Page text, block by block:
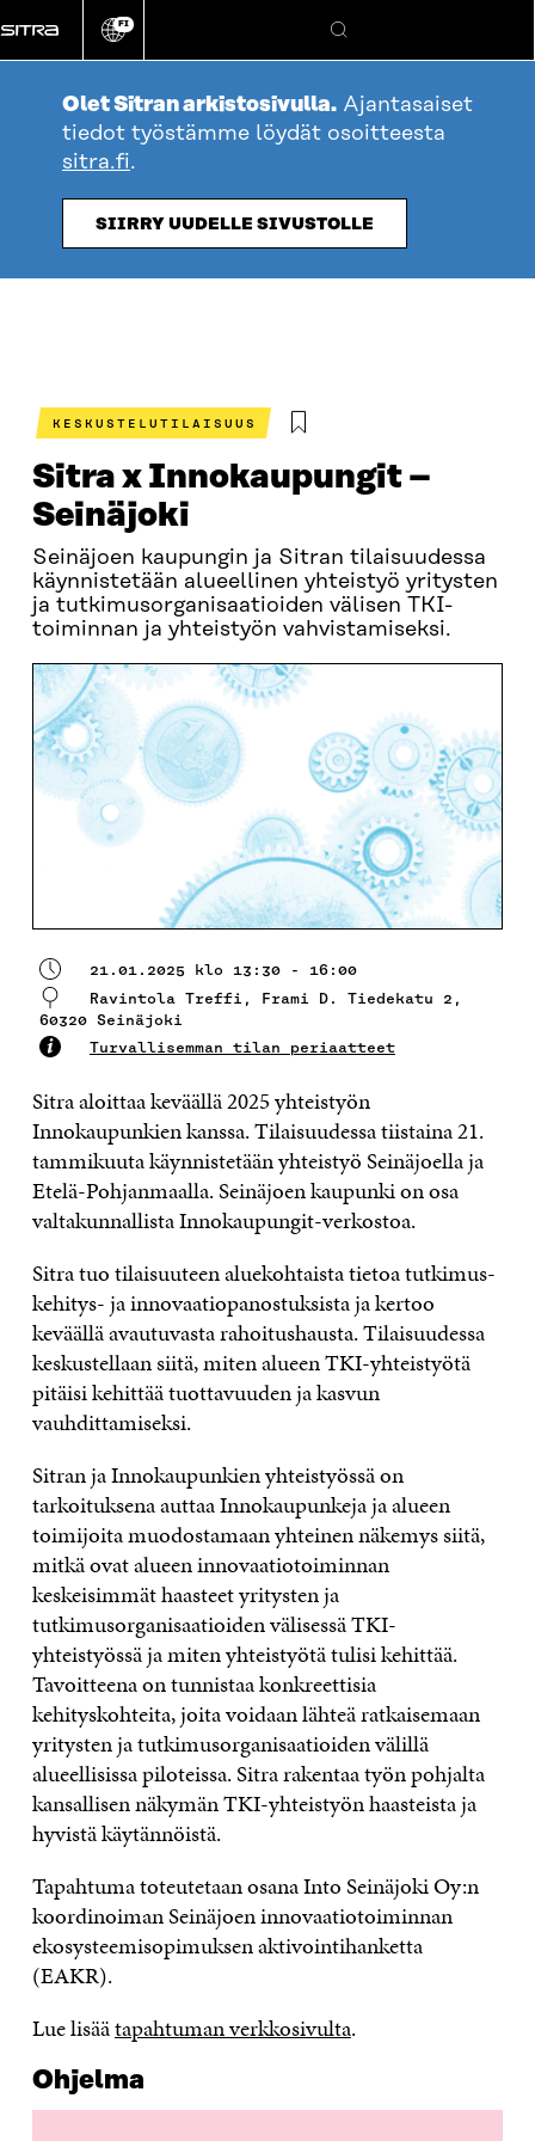
suoraan
sisältöön
Vaihda
kieli
FI
Hae
Olet Sitran arkistosivulla. Ajantasaiset
tiedot työstämme löydät osoitteesta
sitra.fi.
SIIRRY UUDELLE SIVUSTOLLE
KESKUSTELUTILAISUUS
Sitra x Innokaupungit –
Seinäjoki
Seinäjoen kaupungin ja Sitran tilaisuudessa
käynnistetään alueellinen yhteistyö yritysten
ja tutkimusorganisaatioiden välisen TKI-
toiminnan ja yhteistyön vahvistamiseksi.
21.01.2025 klo 13:30 - 16:00
Ravintola Treffi, Frami D. Tiedekatu 2,
60320 Seinäjoki
Turvallisemman tilan periaatteet
Sitra aloittaa keväällä 2025 yhteistyön
Innokaupunkien kanssa. Tilaisuudessa tiistaina 21.
tammikuuta käynnistetään yhteistyö Seinäjoella ja
Etelä-Pohjanmaalla. Seinäjoen kaupunki on osa
valtakunnallista Innokaupungit-verkostoa.
Sitra tuo tilaisuuteen aluekohtaista tietoa tutkimus-
kehitys- ja innovaatiopanostuksista ja kertoo
keväällä avautuvasta rahoitushausta. Tilaisuudessa
keskustellaan siitä, miten alueen TKI-yhteistyötä
pitäisi kehittää tuottavuuden ja kasvun
vauhdittamiseksi.
Sitran ja Innokaupunkien yhteistyössä on
tarkoituksena auttaa Innokaupunkeja ja alueen
toimijoita muodostamaan yhteinen näkemys siitä,
mitkä ovat alueen innovaatiotoiminnan
keskeisimmät haasteet yritysten ja
tutkimusorganisaatioiden välisessä TKI-
yhteistyössä ja miten yhteistyötä tulisi kehittää.
Tavoitteena on tunnistaa konkreettisia
kehityskohteita, joita voidaan lähteä ratkaisemaan
yritysten ja tutkimusorganisaatioiden välillä
alueellisissa piloteissa. Sitra rakentaa työn pohjalta
kansallisen näkymän TKI-yhteistyön haasteista ja
hyvistä käytännöistä.
Tapahtuma toteutetaan osana Into Seinäjoki Oy:n
koordinoiman Seinäjoen innovaatiotoiminnan
ekosysteemisopimuksen aktivointihanketta
(EAKR).
Lue lisäätapahtuman verkkosivulta.
Ohjelma